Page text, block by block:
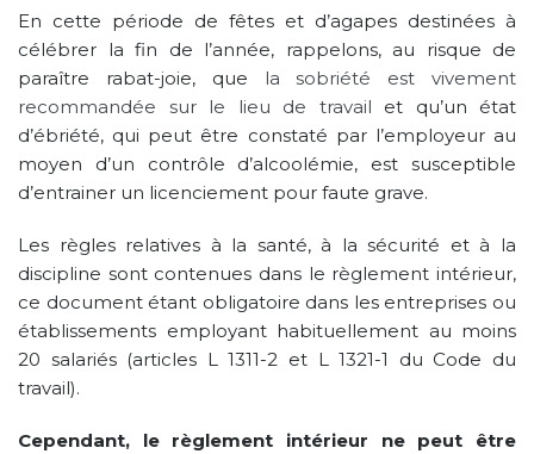
En cette période de fêtes et d’agapes destinées à
célébrer la fin de l’année, rappelons, au risque de
paraître rabat-joie, que la sobriété est vivement
recommandée sur le lieu de travail et qu’un état
d’ébriété, qui peut être constaté par l’employeur au
moyen d’un contrôle d’alcoolémie, est susceptible
d’entrainer un licenciement pour faute grave.
Les règles relatives à la santé, à la sécurité et à la
discipline sont contenues dans le règlement intérieur,
ce document étant obligatoire dans les entreprises ou
établissements employant habituellement au moins
20 salariés (articles L 1311-2 et L 1321-1 du Code du
travail).
Cependant, le règlement intérieur ne peut être